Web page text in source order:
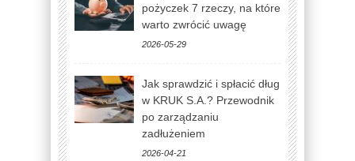
pożyczek 7 rzeczy, na które
warto zwrócić uwagę
2026-05-29
Jak sprawdzić i spłacić dług
w KRUK S.A.? Przewodnik
po zarządzaniu
zadłużeniem
2026-04-21